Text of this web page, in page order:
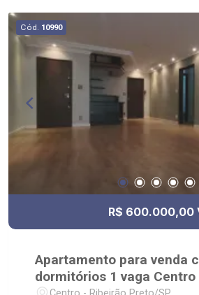
Cód. 10990
R$ 600.000,00
Apartamento para venda
dormitórios 1 vaga Centro